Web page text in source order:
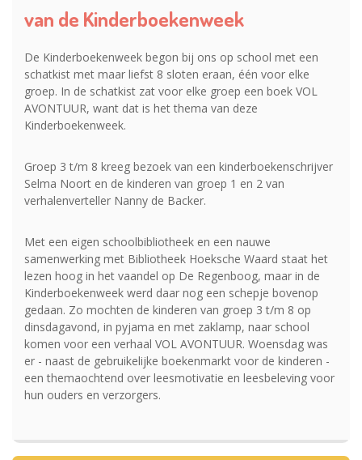
van de Kinderboekenweek
De Kinderboekenweek begon bij ons op school met een
schatkist met maar liefst 8 sloten eraan, één voor elke
groep. In de schatkist zat voor elke groep een boek VOL
AVONTUUR, want dat is het thema van deze
Kinderboekenweek.
Groep 3 t/m 8 kreeg bezoek van een kinderboekenschrijver
Selma Noort en de kinderen van groep 1 en 2 van
verhalenverteller Nanny de Backer.
Met een eigen schoolbibliotheek en een nauwe
samenwerking met Bibliotheek Hoeksche Waard staat het
lezen hoog in het vaandel op De Regenboog, maar in de
Kinderboekenweek werd daar nog een schepje bovenop
gedaan. Zo mochten de kinderen van groep 3 t/m 8 op
dinsdagavond, in pyjama en met zaklamp, naar school
komen voor een verhaal VOL AVONTUUR. Woensdag was
er - naast de gebruikelijke boekenmarkt voor de kinderen -
een themaochtend over leesmotivatie en leesbeleving voor
hun ouders en verzorgers.